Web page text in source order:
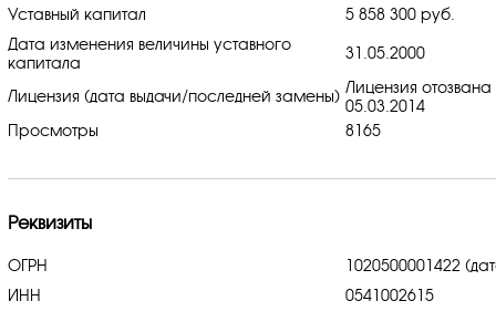
Уставный капитал
5 858 300 руб.
Дата изменения величины уставного
капитала
31.05.2000
Лицензия (дата выдачи/последней замены) Лицензия
05.03.2014
Просмотры
8165
Реквизиты
ОГРН
1020500001422
ИНН
0541002615